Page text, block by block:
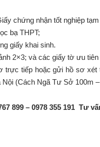
chứng nhận tốt nghiệp
bạ THPT;
giấy khai sinh.
2×3; và các giấy tờ ưu
trực tiếp hoặc gửi hồ sơ xét
(Cách Ngã Tư Sở 100m
899 – 0978 355 191 Tư